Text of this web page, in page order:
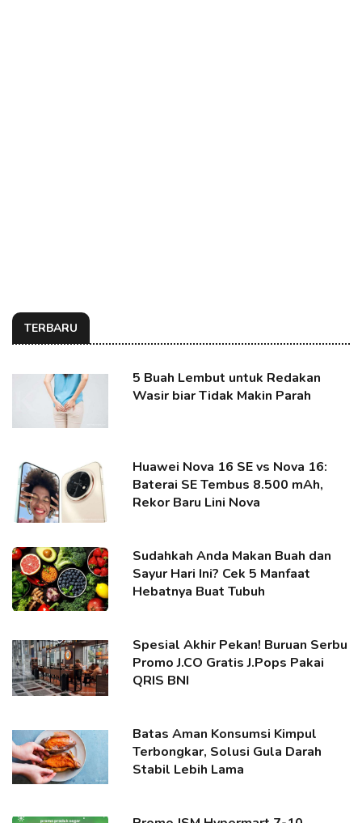
TERBARU
5 Buah Lembut untuk Redakan
Wasir biar Tidak Makin Parah
Huawei Nova 16 SE vs Nova 16:
Baterai SE Tembus 8.500 mAh,
Rekor Baru Lini Nova
Sudahkah Anda Makan Buah dan
Sayur Hari Ini? Cek 5 Manfaat
Hebatnya Buat Tubuh
Spesial Akhir Pekan! Buruan Serbu
Promo J.CO Gratis J.Pops Pakai
QRIS BNI
Batas Aman Konsumsi Kimpul
Terbongkar, Solusi Gula Darah
Stabil Lebih Lama